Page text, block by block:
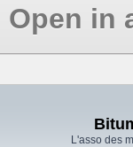
Open in
L'asso des